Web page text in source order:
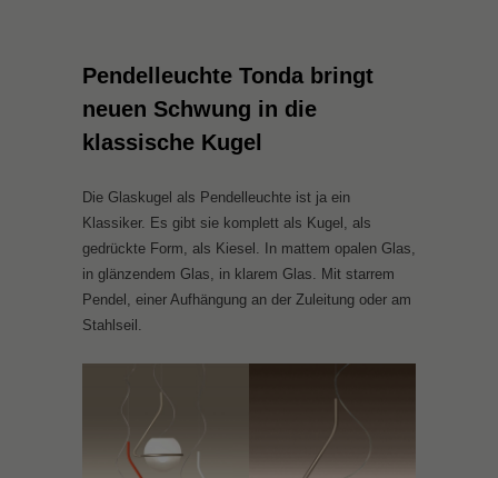
Pendelleuchte Tonda bringt
neuen Schwung in die
klassische Kugel
Die Glaskugel als Pendelleuchte ist ja ein
Klassiker. Es gibt sie komplett als Kugel, als
gedrückte Form, als Kiesel. In mattem opalen Glas,
in glänzendem Glas, in klarem Glas. Mit starrem
Pendel, einer Aufhängung an der Zuleitung oder am
Stahlseil.